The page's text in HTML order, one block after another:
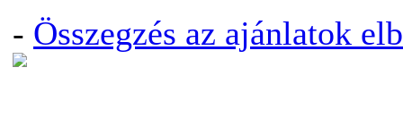
- Összegzés az ajánlatok